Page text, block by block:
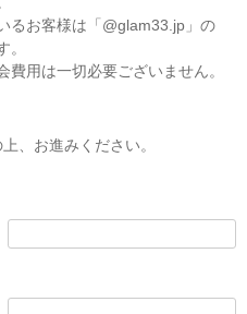
るお客様は「@glam33.jp」の
。
費用は一切必要ございません。
、お進みください。